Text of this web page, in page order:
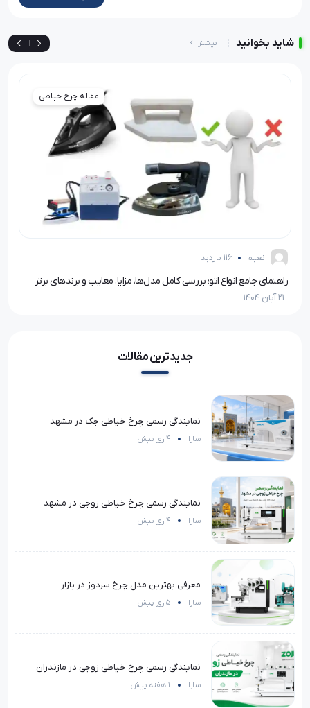
شاید بخوانید بیشتر
مقاله چرخ خیاطی
نعیم 116 بازدید
راهنمای جامع انواع اتو؛ بررسی کامل مدل‌ها، مزایا، معایب و برندهای برتر
21 آبان 1404
جدیدترین مقالات
نمایندگی رسمی چرخ خیاطی جک در مشهد
سارا 4 روز پیش
نمایندگی رسمی چرخ خیاطی زوجی در مشهد
سارا 4 روز پیش
معرفی بهترین مدل چرخ سردوز در بازار
سارا 5 روز پیش
نمایندگی رسمی چرخ خیاطی زوجی در مازندران
سارا 1 هفته پیش